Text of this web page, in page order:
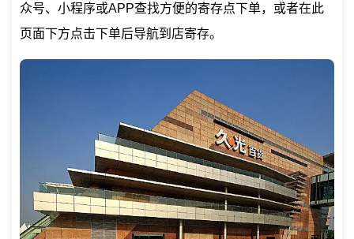
众号、小程序或APP查找方便的寄存点下单，或者在此
页面下方点击下单后导航到店寄存。